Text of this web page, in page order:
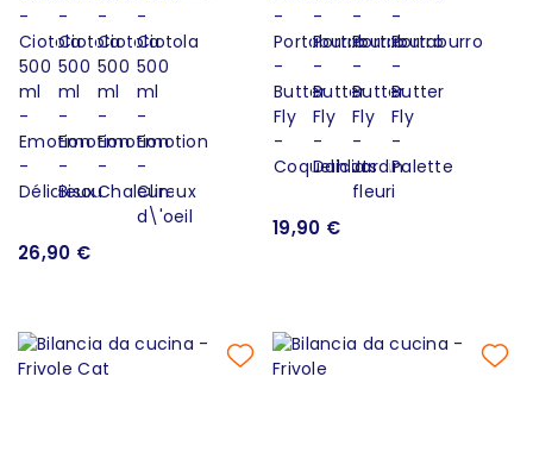
26,90 €
19,90 €